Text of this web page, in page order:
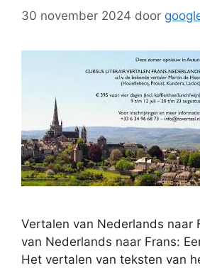
30 november 2024 door
Vertalen van Nederlands naar
van Nederlands naar Frans:
Het vertalen van teksten van